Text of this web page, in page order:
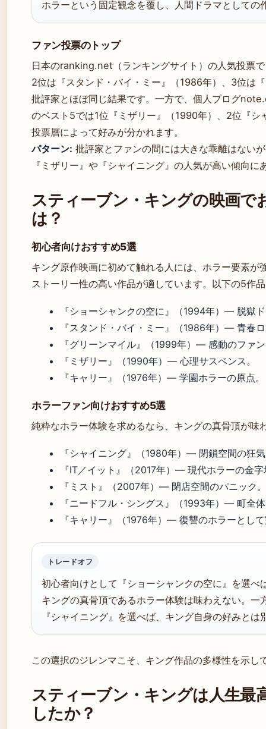
ホラーという固定観念を覆し、人間ドラマとしての
ファン投票のトップ
日本のranking.net（ランキングサイト）の人気投票
2位は『スタンド・バイ・ミー』（1986年）、3位は
批評家とほぼ同じ結果です。一方で、個人ブログ
のベスト5では1位『ミザリー』（1990年）、2位『シ
投票層によって好みが分かれます。
パターン: 批評家とファンの間には大きな乖離はない
『ミザリー』や『シャイニング』の人気が高い傾向に
スティーブン・キングの映画で
は？
初心者向けおすすめ5選
キング原作映画に初めて触れる人には、ホラー要素が
ストーリー性の高い作品が適しています。以下の5作
『ショーシャンクの空に』（1994年）— 脱獄
『スタンド・バイ・ミー』（1986年）— 青春
『グリーンマイル』（1999年）— 感動のファ
『ミザリー』（1990年）— 心理サスペンス。
『キャリー』（1976年）— 学園ホラーの原点。
ホラーファン向けおすすめ5選
純粋なホラー体験を求めるなら、キングの真骨頂が味
『シャイニング』（1980年）— 閉鎖空間の狂
『IT／イット』（2017年）— 現代ホラーの金字
『ミスト』（2007年）— 閉店空間のパニック。
『ニードフル・シングス』（1993年）— 町全
『キャリー』（1976年）— 復讐のホラーとし
トレードオフ
初心者向けとして『ショーシャンクの空に』を選べ
キングの真骨頂であるホラー体験は味わえない。一
『シャイニング』を選べば、キング自身の好みと
この選択のジレンマこそ、キング作品の多様性を示し
スティーブン・キングは人生最
したか？